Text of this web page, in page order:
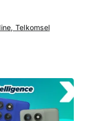
Telkomsel